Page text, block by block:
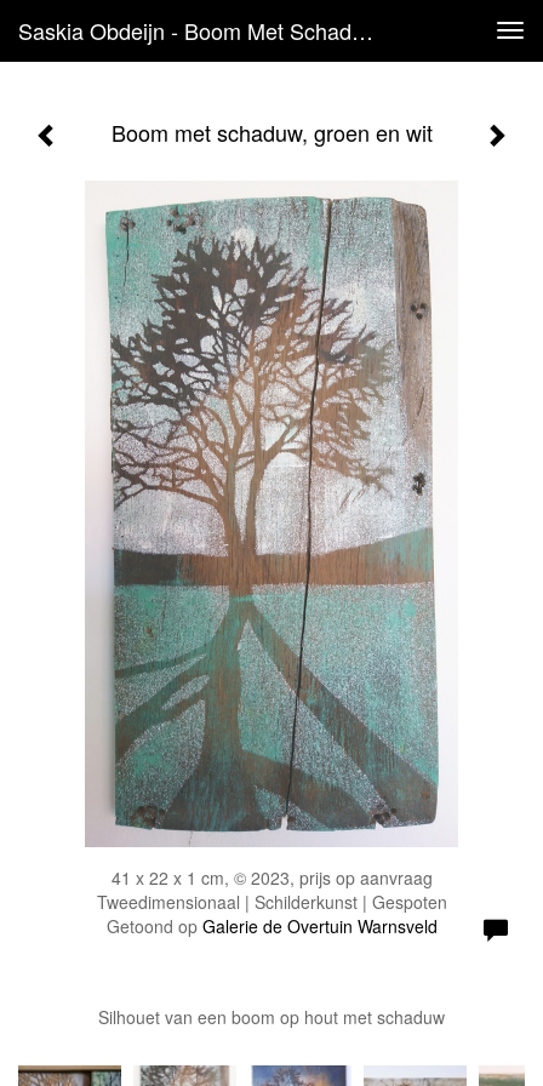
Saskia Obdeijn - Boom Met Schaduw, Groen En Wit
Boom met schaduw, groen en wit
41 x 22 x 1 cm, © 2023, prijs op aanvraag
Tweedimensionaal | Schilderkunst | Gespoten
Getoond op Galerie de Overtuin Warnsveld
Silhouet van een boom op hout met schaduw